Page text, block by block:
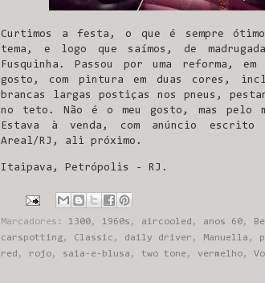
Curtimos a festa, o que é sempre
tema, e logo que saímos, de
Fusquinha. Passou por uma reforma,
gosto, com pintura em duas cores,
brancas largas postiças nos pneus,
no teto. Não é o meu gosto, mas
Estava à venda, com anúncio
Areal/RJ, ali próximo.
Itaipava, Petrópolis - RJ.
Marcadores: 1300, 1960s , aircooled , anos 60,
carspotting, Classic , daily driver , Manuella ,
red , rojo, saia-e-blusa , two tone, vermelho,